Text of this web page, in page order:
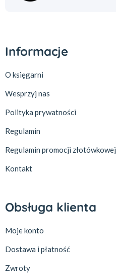
Informacje
O księgarni
Wesprzyj nas
Polityka prywatności
Regulamin
Regulamin promocji złotówkowej
Kontakt
Obsługa klienta
Moje konto
Dostawa i płatność
Zwroty